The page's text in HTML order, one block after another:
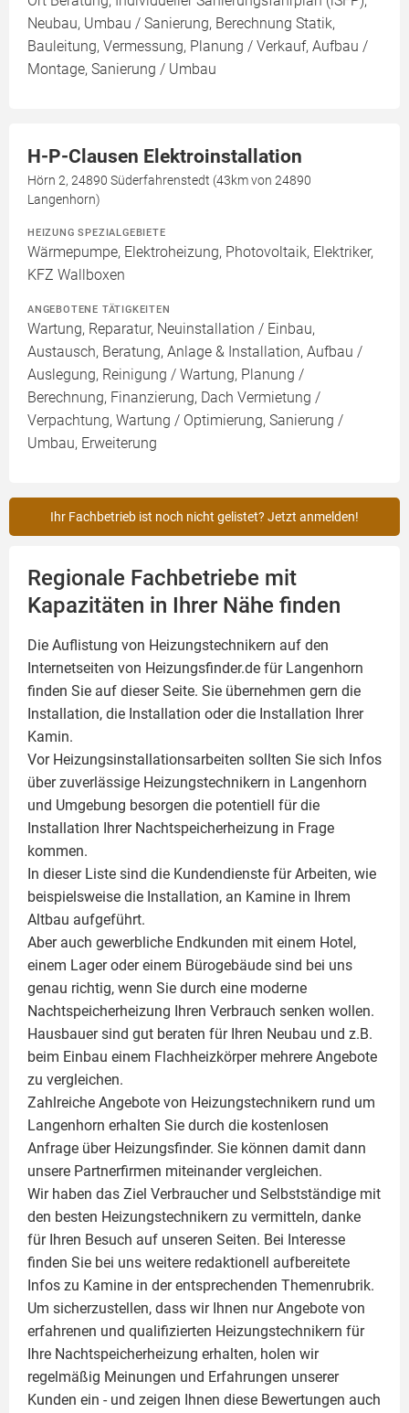
Neubau, Umbau / Sanierung, Berechnung Statik,
Bauleitung, Vermessung, Planung / Verkauf, Aufbau /
Montage, Sanierung / Umbau
H-P-Clausen Elektroinstallation
Hörn 2, 24890 Süderfahrenstedt (43km von 24890
Langenhorn)
HEIZUNG SPEZIALGEBIETE
Wärmepumpe, Elektroheizung, Photovoltaik, Elektriker,
KFZ Wallboxen
ANGEBOTENE TÄTIGKEITEN
Wartung, Reparatur, Neuinstallation / Einbau,
Austausch, Beratung, Anlage & Installation, Aufbau /
Auslegung, Reinigung / Wartung, Planung /
Berechnung, Finanzierung, Dach Vermietung /
Verpachtung, Wartung / Optimierung, Sanierung /
Umbau, Erweiterung
Ihr Fachbetrieb ist noch nicht gelistet? Jetzt anmelden!
Regionale Fachbetriebe mit
Kapazitäten in Ihrer Nähe finden
Die Auflistung von Heizungstechnikern auf den
Internetseiten von Heizungsfinder.de für Langenhorn
finden Sie auf dieser Seite. Sie übernehmen gern die
Installation, die Installation oder die Installation Ihrer
Kamin.
Vor Heizungsinstallationsarbeiten sollten Sie sich Infos
über zuverlässige Heizungstechnikern in Langenhorn
und Umgebung besorgen die potentiell für die
Installation Ihrer Nachtspeicherheizung in Frage
kommen.
In dieser Liste sind die Kundendienste für Arbeiten, wie
beispielsweise die Installation, an Kamine in Ihrem
Altbau aufgeführt.
Aber auch gewerbliche Endkunden mit einem Hotel,
einem Lager oder einem Bürogebäude sind bei uns
genau richtig, wenn Sie durch eine moderne
Nachtspeicherheizung Ihren Verbrauch senken wollen.
Hausbauer sind gut beraten für Ihren Neubau und z.B.
beim Einbau einem Flachheizkörpermehrere Angebote
zu vergleichen.
Zahlreiche Angebote von Heizungstechnikern rund um
Langenhorn erhalten Sie durch die kostenlosen
Anfrage über Heizungsfinder. Sie können damit dann
unsere Partnerfirmen miteinander vergleichen.
Wir haben das Ziel Verbraucher und Selbstständige mit
den besten Heizungstechnikern zu vermitteln, danke
für Ihren Besuch auf unseren Seiten. Bei Interesse
finden Sie bei uns weitere redaktionell aufbereitete
Infos zu Kamine in der entsprechenden Themenrubrik.
Um sicherzustellen, dass wir Ihnen nur Angebote von
erfahrenen und qualifizierten Heizungstechnikern für
Ihre Nachtspeicherheizung erhalten, holen wir
regelmäßig Meinungen und Erfahrungen unserer
Kunden ein - und zeigen Ihnen diese Bewertungen auch